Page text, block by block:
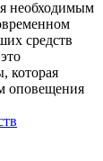
необходимым
средств
которая
оповещения